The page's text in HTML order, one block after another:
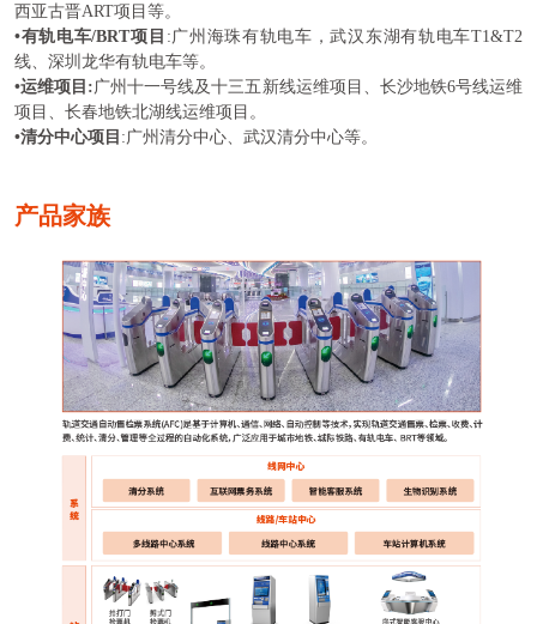
西亚古晋ART项目等。
•有轨电车/BRT项目 :广州海珠有轨电车，武汉东湖有轨电车T1&T2
线、深圳龙华有轨电车等。
•运维项目 : 广州十一号线及十三五新线运维项目、长沙地铁6号线运维
项目、长春地铁北湖线运维项目。
•清分中心项目 :广州清分中心、武汉清分中心等。
产品家族